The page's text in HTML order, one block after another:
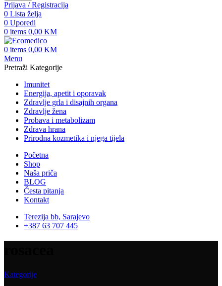
Prijava / Registracija
0 Lista želja
0 Uporedi
0 items 0,00 KM
0 items 0,00 KM
Menu
Pretraži Kategorije
Imunitet
Energija, apetit i oporavak
Zdravlje grla i disajnih organa
Zdravlje žena
Probava i metabolizam
Zdrava hrana
Prirodna kozmetika i njega tijela
Početna
Shop
Naša priča
BLOG
Česta pitanja
Kontakt
Terezija bb, Sarajevo
+387 63 707 445
Kategorije